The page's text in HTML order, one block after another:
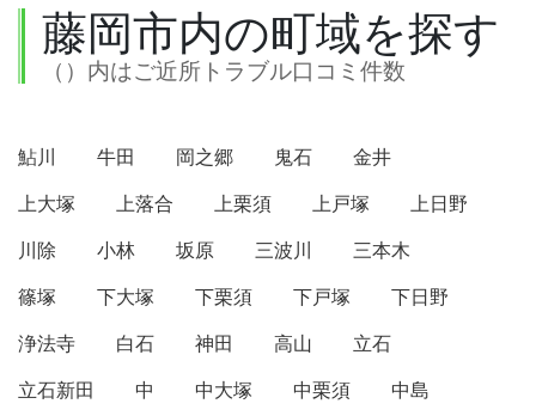
藤岡市内の町域を探す
（）内はご近所トラブル口コミ件数
鮎川 牛田 岡之郷 鬼石
金井
上大塚
上落合 上栗須 上戸塚
上日野
川除
小林 坂原 三波川
三本木
篠塚
下大塚 下栗須 下戸塚
下日野
浄法寺
白石 神田 高山
立石
立石新田
中 中大塚 中栗須
中島